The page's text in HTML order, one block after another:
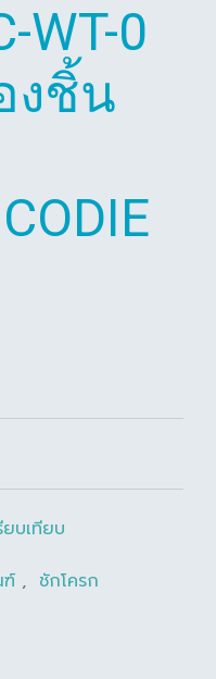
WT-0
ชิ้น
ยบเทียบ
, ชักโครก